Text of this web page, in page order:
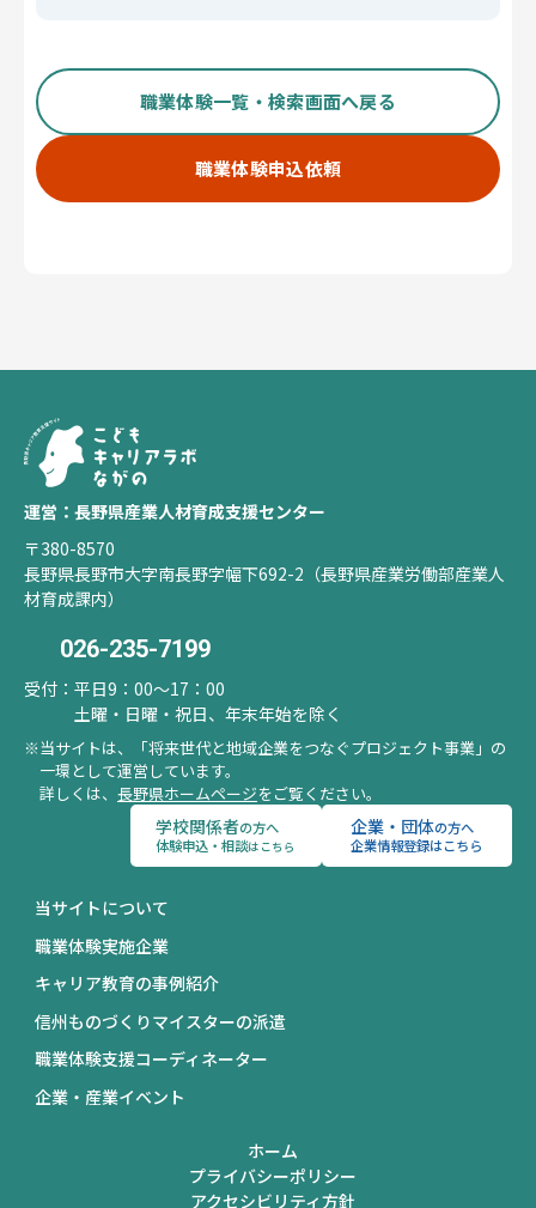
職業体験一覧・検索画面へ戻る
職業体験申込依頼
運営：長野県産業人材育成支援センター
〒380-8570
長野県長野市大字南長野字幅下692-2（長野県産業労働部産業人
材育成課内）
026-235-7199
受付： 平日9：00～17：00
土曜・日曜・祝日、年末年始を除く
当サイトは、「将来世代と地域企業をつなぐプロジェクト事業」の
一環として運営しています。
詳しくは、 長野県ホームページをご覧ください。
学校関係者の方へ
体験申込・相談はこちら
企業・団体の方へ
企業情報登録はこちら
当サイトについて
職業体験実施企業
キャリア教育の事例紹介
信州ものづくりマイスターの派遣
職業体験支援コーディネーター
企業・産業イベント
ホーム
プライバシーポリシー
アクセシビリティ方針